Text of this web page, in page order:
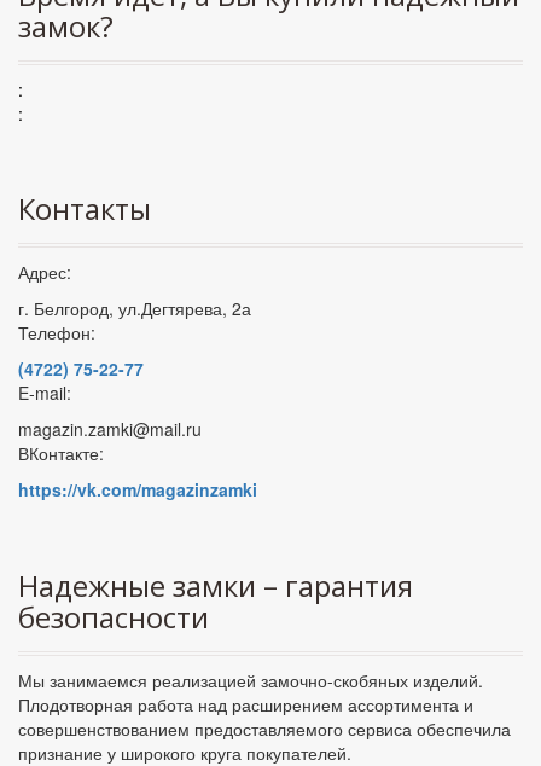
замок?
:
:
Контакты
Адрес:
г. Белгород, ул.Дегтярева, 2а
Телефон:
(4722) 75-22-77
E-mail:
magazin.zamki@mail.ru
ВКонтакте:
https://vk.com/magazinzamki
Надежные замки – гарантия
безопасности
Мы занимаемся реализацией замочно-скобяных изделий.
Плодотворная работа над расширением ассортимента и
совершенствованием предоставляемого сервиса обеспечила
признание у широкого круга покупателей.